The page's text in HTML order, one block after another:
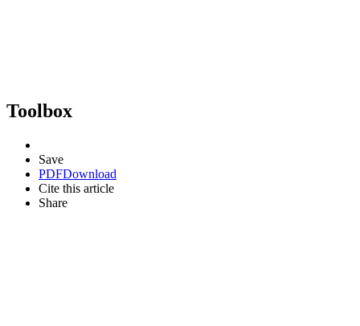
Toolbox
Save
PDFDownload
Cite this article
Share